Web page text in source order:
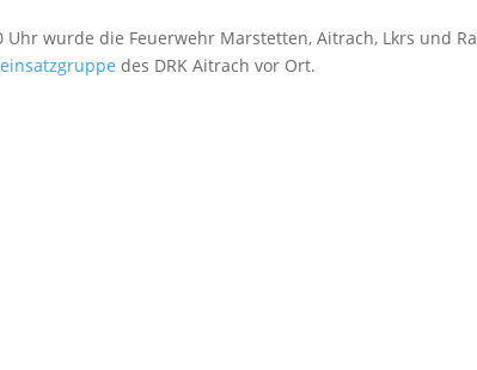
Uhr wurde die Feuerwehr Marstetten, Aitrach, Lkrs und
des DRK Aitrach vor Ort.